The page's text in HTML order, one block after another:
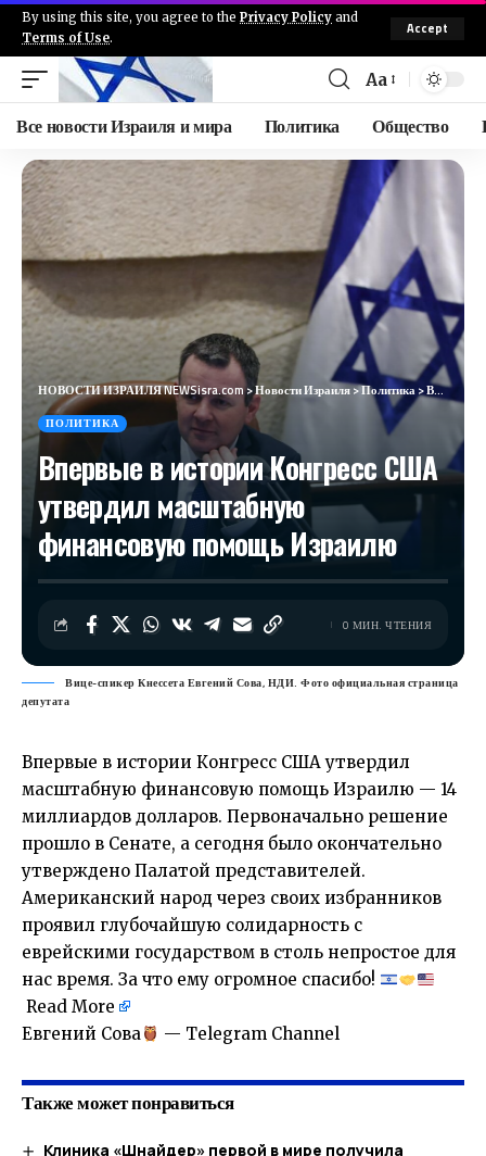
By using this site, you agree to the Privacy Policy and
Terms of Use.
Accept
Aa
Все новости Израиля и мира Политика Общество
НОВОСТИ ИЗРАИЛЯ NEWSisra.com>Новости Израиля>Политика>Впервые в истории Конгресс США утвердил масштабную финансовую помощь Израилю
ПОЛИТИКА
Впервые в истории Конгресс США
утвердил масштабную
финансовую помощь Израилю
0 МИН. ЧТЕНИЯ
Вице-спикер Кнессета Евгений Сова, НДИ. Фото официальная страница
депутата
Впервые в истории Конгресс США утвердил
масштабную финансовую помощь Израилю — 14
миллиардов долларов. Первоначально решение
прошло в Сенате, а сегодня было окончательно
утверждено Палатой представителей.
Американский народ через своих избранников
проявил глубочайшую солидарность с
еврейскими государством в столь непростое для
нас время. За что ему огромное спасибо!
Read More
​Евгений Сова
— Telegram Channel
Также может понравиться
Клиника «Шнайдер» первой в мире получила